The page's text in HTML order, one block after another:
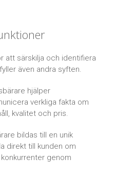
att särskilja och identifiera
även andra syften.
hjälper
verkliga fakta om
kvalitet och pris.
bildas till en unik
direkt till kunden om
genom